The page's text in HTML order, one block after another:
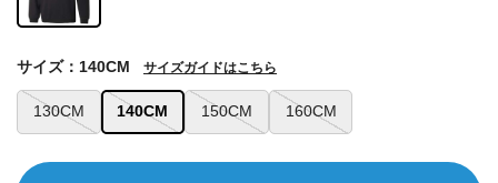
130CM 140CM 150CM 160CM
サイズ：140CM サイズガイドはこちら